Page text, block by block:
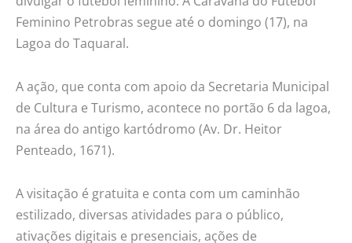
Feminino Petrobras segue até o domingo (17), na
Lagoa do Taquaral.
A ação, que conta com apoio da Secretaria Municipal
de Cultura e Turismo, acontece no portão 6 da lagoa,
na área do antigo kartódromo (Av. Dr. Heitor
Penteado, 1671).
A visitação é gratuita e conta com um caminhão
estilizado, diversas atividades para o público,
ativações digitais e presenciais, ações de
domingo